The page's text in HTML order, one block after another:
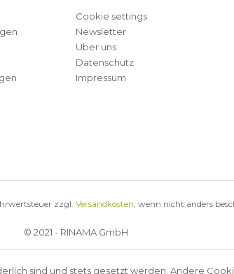
Cookie settings
Newsletter
Über uns
Datenschutz
Impressum
zzgl. Versandkosten, wenn nicht anders
© 2021 - RINAMA GmbH
sind und stets gesetzt werden. Andere